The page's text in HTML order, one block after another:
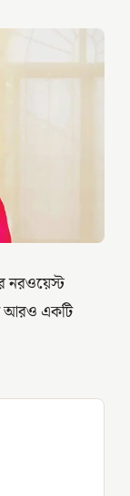
নরওয়েস্ট
আরও একটি